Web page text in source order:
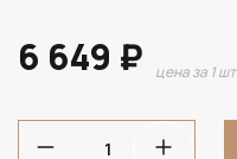
6 649 ₽ цена за 1 шт